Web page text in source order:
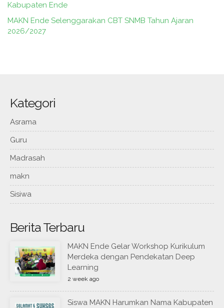
Kabupaten Ende
MAKN Ende Selenggarakan CBT SNMB Tahun Ajaran
2026/2027
Kategori
Asrama
Guru
Madrasah
makn
Sisiwa
Berita Terbaru
MAKN Ende Gelar Workshop Kurikulum
Merdeka dengan Pendekatan Deep
Learning
2 week ago
Siswa MAKN Harumkan Nama Kabupaten